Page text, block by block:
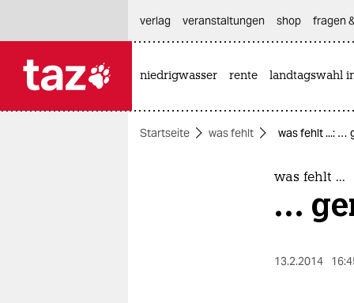
themen
verlag
veranstaltungen shop fragen
niedrigwasser rente landtagswahl
Startseite was fehlt was fehlt ...: …
was fehlt ...
…
13.2.2014